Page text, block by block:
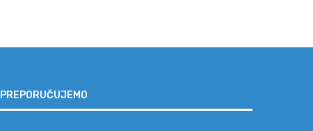
PREPORUČUJEMO